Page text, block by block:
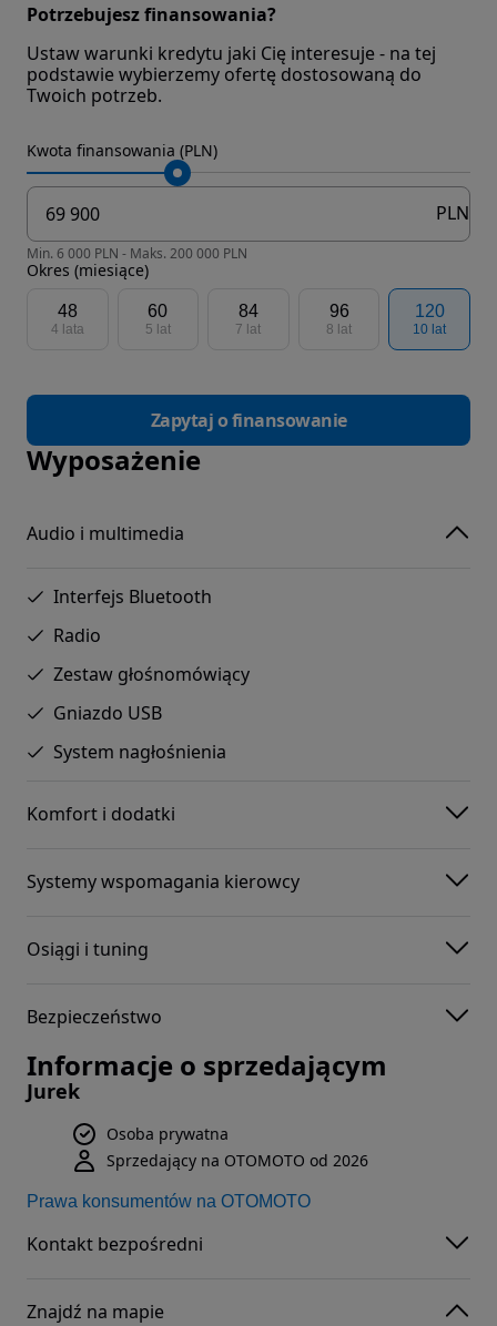
Potrzebujesz finansowania?
Ustaw warunki kredytu jaki Cię interesuje - na tej
podstawie wybierzemy ofertę dostosowaną do
Twoich potrzeb.
Kwota finansowania (PLN)
PLN
Min. 6 000 PLN - Maks. 200 000 PLN
Okres (miesiące)
48
4 lata
60
5 lat
84
7 lat
96
8 lat
120
10 lat
Zapytaj o finansowanie
Wyposażenie
Audio i multimedia
Interfejs Bluetooth
Radio
Zestaw głośnomówiący
Gniazdo USB
System nagłośnienia
Komfort i dodatki
Systemy wspomagania kierowcy
Osiągi i tuning
Bezpieczeństwo
Informacje o sprzedającym
Jurek
Osoba prywatna
Sprzedający na OTOMOTO od 2026
Prawa konsumentów na OTOMOTO
Kontakt bezpośredni
Znajdź na mapie